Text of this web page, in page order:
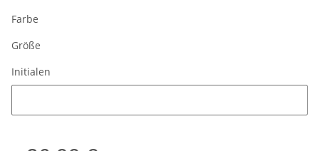
Farbe
Größe
Initialen